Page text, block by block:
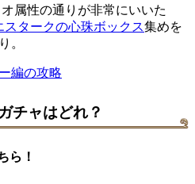
属性の通りが非常にいいた
スタークの心珠ボックス集めを
。
編の攻略
チャはどれ？
ら！